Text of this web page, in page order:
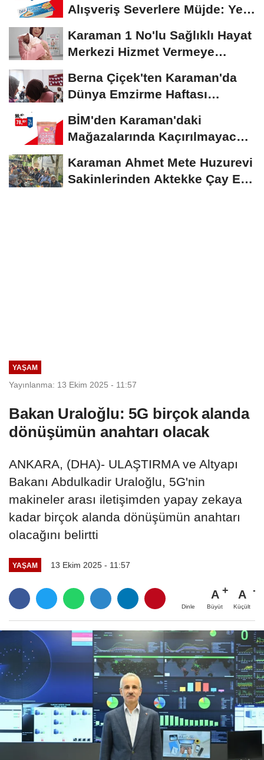
Alışveriş Severlere Müjde: Yeni
Karaman 1 No'lu Sağlıklı Hayat
Merkezi Hizmet Vermeye
Berna Çiçek'ten Karaman'da
Dünya Emzirme Haftası
Etkinliğine Ziyaret
BİM'den Karaman'daki
Mağazalarında Kaçırılmayacak
Karaman Ahmet Mete Huzurevi
Sakinlerinden Aktekke Çay Evi
YAŞAM
Yayınlanma: 13 Ekim 2025 - 11:57
Bakan Uraloğlu: 5G birçok alanda
dönüşümün anahtarı olacak
ANKARA, (DHA)- ULAŞTIRMA ve Altyapı
Bakanı Abdulkadir Uraloğlu, 5G'nin
makineler arası iletişimden yapay zekaya
kadar birçok alanda dönüşümün anahtarı
olacağını belirtti
YAŞAM 13 Ekim 2025 - 11:57
Dinle
A
Büyüt
A
Küçült